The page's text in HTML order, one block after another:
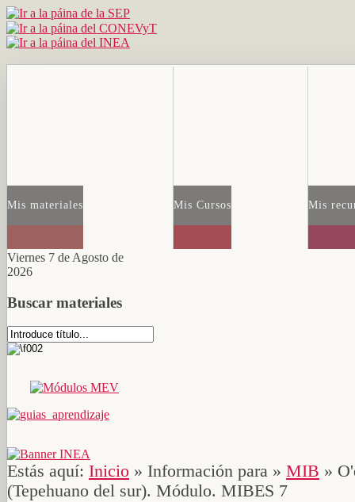
Mis materiales Mis Cursos Mis
Viernes 7 de Agosto de
2026
Buscar materiales
Estás aquí: Inicio » Información para » MIB »
(Tepehuano del sur). Módulo. MIBES 7